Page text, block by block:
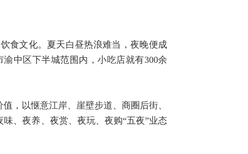
食文化。夏天白昼热浪难当，夜晚便成
中区下半城范围内，小吃店就有300余
，以惬意江岸、崖壁步道、商圈后街、
、夜养、夜赏、夜玩、夜购“五夜”业态